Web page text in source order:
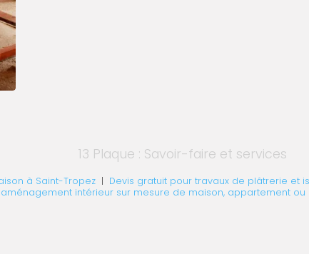
13 Plaque : Savoir-faire et services
à Saint-Tropez| Devis gratuit pour travaux de plâtrerie et
intérieur sur mesure de maison, appartement